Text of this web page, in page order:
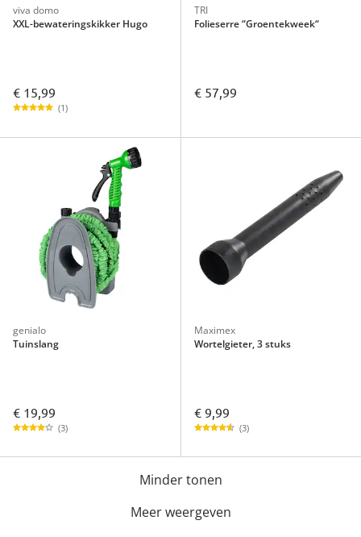
viva domo
XXL-bewateringskikker Hugo
€ 15,99
(1)
TRI
Folieserre “Groentekweek“
€ 57,99
genialo
Tuinslang
€ 19,99
(3)
Maximex
Wortelgieter, 3 stuks
€ 9,99
(3)
Minder tonen
Meer weergeven